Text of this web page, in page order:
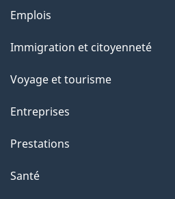
l
a
p
a
g
e
Thèmes
sujets
Emplois
Immigration et citoyenneté
Voyage et tourisme
Entreprises
Prestations
Santé